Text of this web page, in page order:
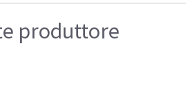
produttore